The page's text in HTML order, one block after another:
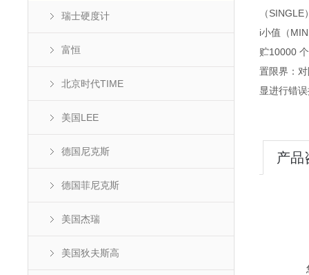
瑞士硬度计
富恒
北京时代TIME
美国LEE
德国尼克斯
德国菲尼克斯
美国杰瑞
美国狄夫斯高
（
i小值（
贮10000
置限界：
显进行错
产品